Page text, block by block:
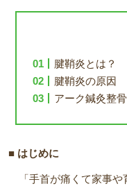
腱鞘炎とは？
腱鞘炎の原因
アーク鍼灸整
■ はじめに
「手首が痛くて家事や